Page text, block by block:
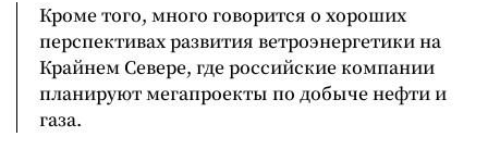
Кроме того, много говорится о хороших
перспективах развития ветроэнергетики на
Крайнем Севере, где российские компании
планируют мегапроекты по добыче нефти и
газа.